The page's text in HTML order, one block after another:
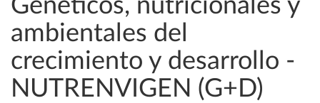
Genéticos, nutricionales y
ambientales del
crecimiento y desarrollo -
NUTRENVIGEN (G+D)